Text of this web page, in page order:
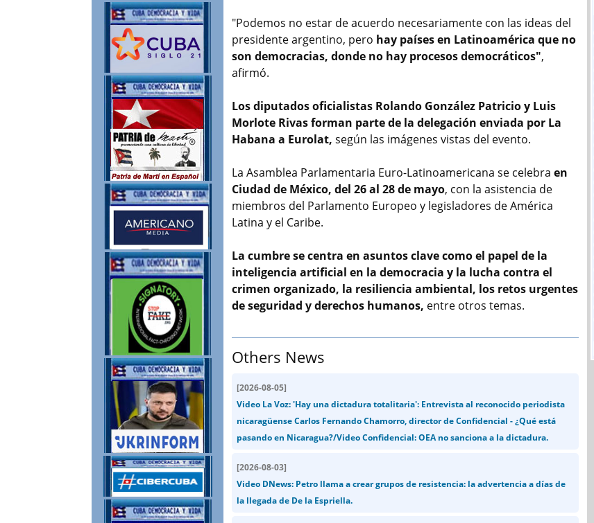
"Podemos no estar de acuerdo necesariamente con las ideas del
presidente argentino, pero hay países en Latinoamérica que no
son democracias, donde no hay procesos democráticos",
afirmó.
Los diputados oficialistas Rolando González Patricio y Luis
Morlote Rivas forman parte de la delegación enviada por La
Habana a Eurolat, según las imágenes vistas del evento.
La Asamblea Parlamentaria Euro-Latinoamericana se celebra en
Ciudad de México, del 26 al 28 de mayo, con la asistencia de
miembros del Parlamento Europeo y legisladores de América
Latina y el Caribe.
La cumbre se centra en asuntos clave como el papel de la
inteligencia artificial en la democracia y la lucha contra el
crimen organizado, la resiliencia ambiental, los retos urgentes
de seguridad y derechos humanos, entre otros temas.
Others News
[2026-08-05]
Video La Voz: 'Hay una dictadura totalitaria': Entrevista al reconocido periodista
nicaragüense Carlos Fernando Chamorro, director de Confidencial - ¿Qué está
pasando en Nicaragua?/Video Confidencial: OEA no sanciona a la dictadura.
[2026-08-03]
Video DNews: Petro llama a crear grupos de resistencia: la advertencia a días de
la llegada de De la Espriella.